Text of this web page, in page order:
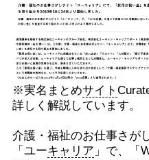
※実名まとめサイト
詳しく解説しています。
介護・福祉のお仕事さが
「ユーキャリア 」で、「